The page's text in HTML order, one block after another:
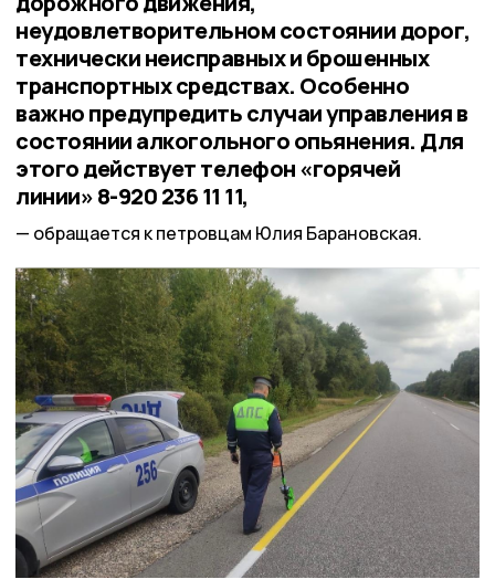
неудовлетворительном состоянии дорог,
технически неисправных и брошенных
транспортных средствах. Особенно
важно предупредить случаи управления в
состоянии алкогольного опьянения. Для
этого действует телефон «горячей
линии» 8-920 236 11 11,
обращается к петровцам Юлия Барановская.